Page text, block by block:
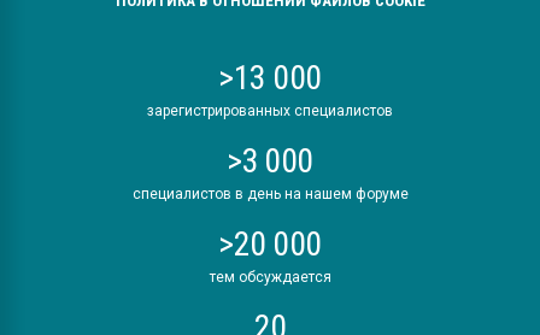
>13 000
зарегистрированных специалистов
>3 000
специалистов в день на нашем форуме
>20 000
тем обсуждается
20